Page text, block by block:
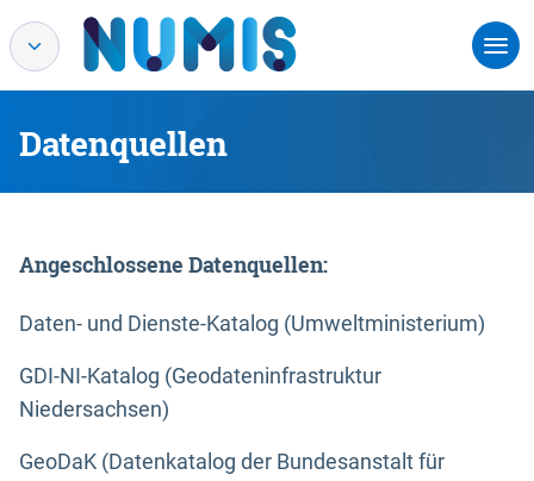
Datenquellen
Angeschlossene Datenquellen:
Daten- und Dienste-Katalog (Umweltministerium)
GDI-NI-Katalog (Geodateninfrastruktur
Niedersachsen)
GeoDaK (Datenkatalog der Bundesanstalt für